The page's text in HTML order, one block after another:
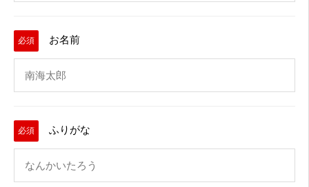
必須 お名前
必須 ふりがな